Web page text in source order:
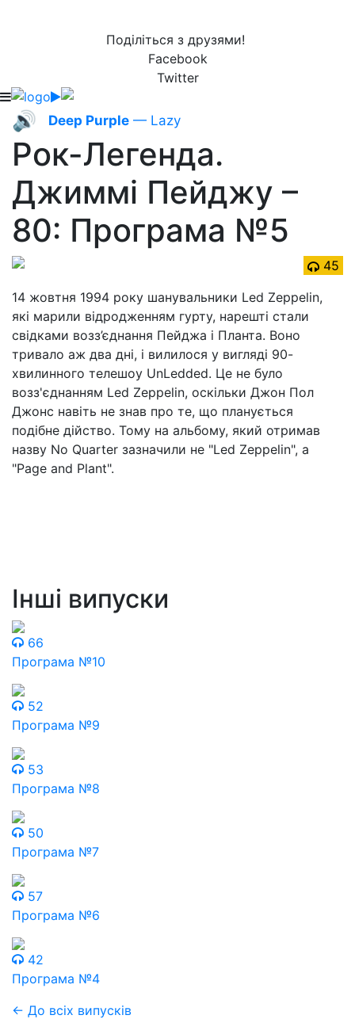
Поділіться з друзями!
Facebook
Twitter
🔊 Deep Purple — Lazy
Рок-Легенда.
Джиммі Пейджу –
80: Програма №5
45
14 жовтня 1994 року шанувальники Led Zeppelin,
які марили відродженням гурту, нарешті стали
свідками возз’єднання Пейджа і Планта. Воно
тривало аж два дні, і вилилося у вигляді 90-
хвилинного телешоу UnLedded. Це не було
возз'єднанням Led Zeppelin, оскільки Джон Пол
Джонс навіть не знав про те, що планується
подібне дійство. Тому на альбому, який отримав
назву No Quarter зазначили не "Led Zeppelin", а
"Page and Plant".
Інші випуски
66
Програма №10
52
Програма №9
53
Програма №8
50
Програма №7
57
Програма №6
42
Програма №4
← До всіх випусків